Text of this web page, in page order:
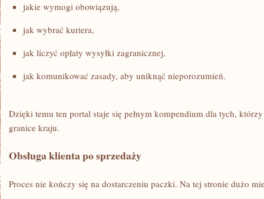
jakie wymogi obowiązują,
jak wybrać kuriera,
jak liczyć opłaty wysyłki zagranicznej,
jak komunikować zasady, aby uniknąć nieporozumień.
Dzięki temu ten portal staje się pełnym kompendium dla tych,
granice kraju.
Obsługa klienta po sprzedaży
Proces nie kończy się na dostarczeniu paczki. Na tej stronie dużo